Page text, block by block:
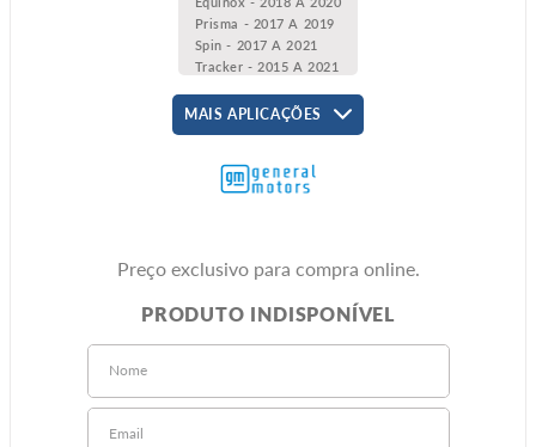
Prisma - 2017 A 2019
Spin - 2017 A 2021
Tracker - 2015 A 2021
MAIS APLICAÇÕES
Preço exclusivo para compra online.